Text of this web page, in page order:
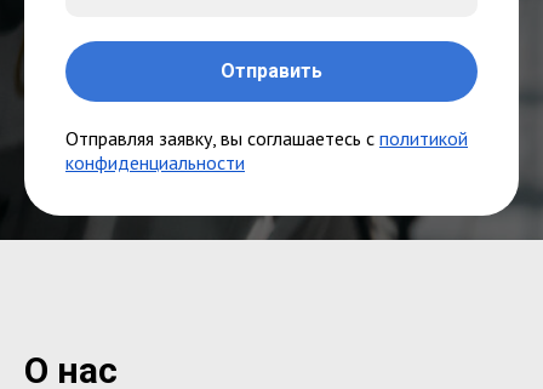
Отправить
Отправляя заявку, вы соглашаетесь с политикой
конфиденциальности
О нас